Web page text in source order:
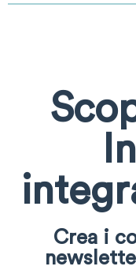
Crea i